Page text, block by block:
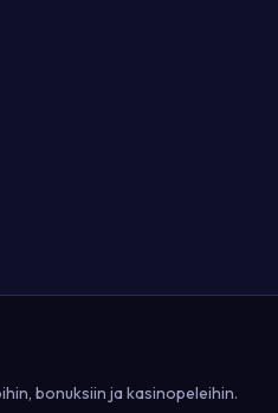
bonuksiin ja kasinopeleihin.